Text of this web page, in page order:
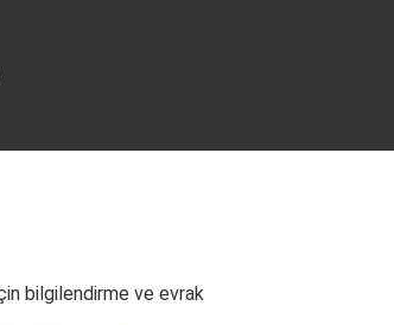
bilgilendirme ve evrak